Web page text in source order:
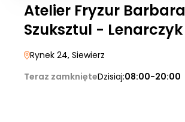
Atelier Fryzur Barbara
Szuksztul - Lenarczyk
Rynek 24, Siewierz
Teraz zamknięteDzisiaj:08:00-20:00